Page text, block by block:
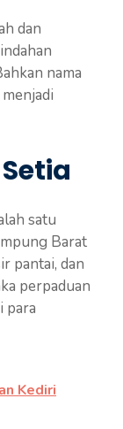
dan
nama
satu
Barat
pantai, dan
perpaduan
para
Kediri